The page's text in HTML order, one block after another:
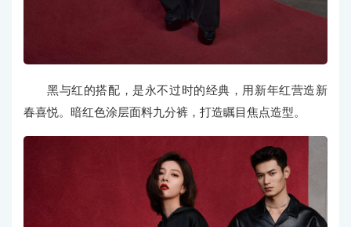
黑与红的搭配，是永不过时的经典，用新年红营造新
春喜悦。暗红色涂层面料九分裤，打造瞩目焦点造型。